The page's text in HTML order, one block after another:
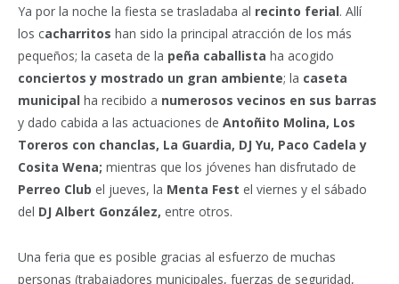
Ya por la noche la fiesta se trasladaba al recinto ferial. Allí
los cacharritos han sido la principal atracción de los más
pequeños; la caseta de la peña caballista ha acogido
conciertos y mostrado un gran ambiente; la caseta
municipal ha recibido a numerosos vecinos en sus barras
y dado cabida a las actuaciones de Antoñito Molina, Los
Toreros con chanclas, La Guardia, DJ Yu, Paco Cadela y
Cosita Wena; mientras que los jóvenes han disfrutado de
Perreo Club el jueves, la Menta Fest el viernes y el sábado
del DJ Albert González, entre otros.
Una feria que es posible gracias al esfuerzo de muchas
personas (trabajadores municipales, fuerzas de seguridad,